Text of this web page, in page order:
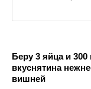
Беру 3 яйца и 300
вкуснятина
вишней